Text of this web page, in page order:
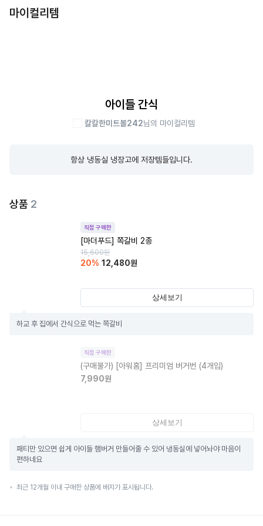
마이컬리템
아이들 간식
칼칼한미트볼242님의 마이컬리템
항상 냉동실 냉장고에 저장템들입니다.
상품 2
직접 구매한
[마더푸드] 쪽갈비 2종
15,600원
20% 12,480원
상세보기
하교 후 집에서 간식으로 먹는 쪽갈비
직접 구매한
(구매불가) [아워홈] 프리미엄 버거번 (4개입)
7,990원
상세보기
패티만 있으면 쉽게 아이들 햄버거 만들어줄 수 있어 냉동실에 넣어놔야 마음이
편하네요
최근 12개월 이내 구매한 상품에 배지가 표시됩니다.